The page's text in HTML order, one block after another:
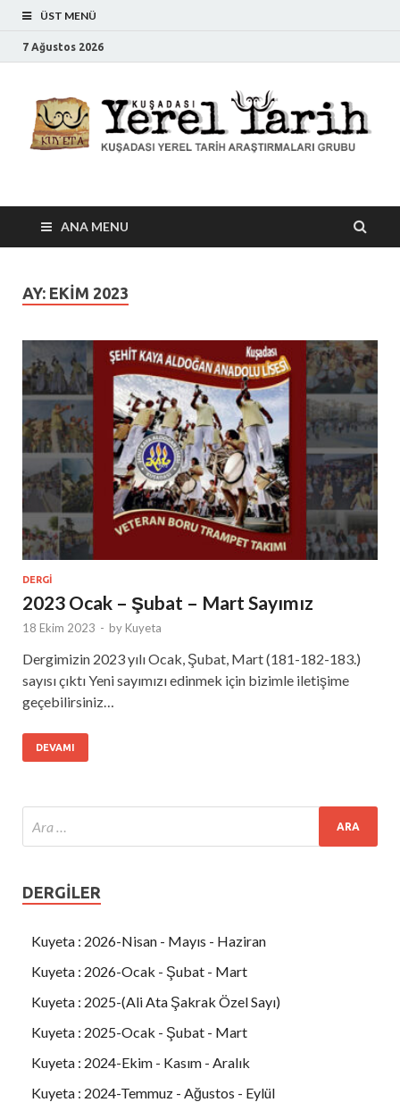
ÜST MENÜ
7 Ağustos 2026
Kuşadası Yerel Tarih
ANA MENU
AY: EKIM 2023
DERGI
2023 Ocak – Şubat – Mart Sayımız
18 Ekim 2023 - by Kuyeta
Dergimizin 2023 yılı Ocak, Şubat, Mart (181-182-183.)
sayısı çıktı Yeni sayımızı edinmek için bizimle iletişime
geçebilirsiniz…
DEVAMI
DERGILER
Kuyeta : 2026-Nisan - Mayıs - Haziran
Kuyeta : 2026-Ocak - Şubat - Mart
Kuyeta : 2025-(Ali Ata Şakrak Özel Sayı)
Kuyeta : 2025-Ocak - Şubat - Mart
Kuyeta : 2024-Ekim - Kasım - Aralık
Kuyeta : 2024-Temmuz - Ağustos - Eylül